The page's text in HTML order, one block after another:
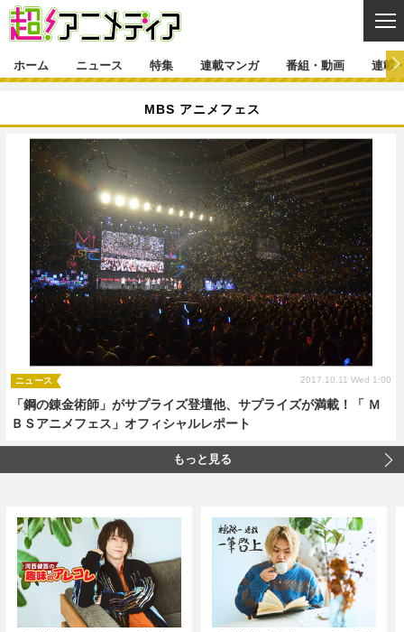
ニュース一覧 アニメ
ゲーム・アプリ マンガ
映画 音楽
グッズ イベント
声優 コスプレ
舞台 新帝スタ
特集
特集一覧 カバー
インタビュー レポート
ラキりす
連載マンガ
連載マンガ一覧 連載一覧
番組・動画
番組・動画一覧 ラジオ
動画
連載・ブログ
連載・ブログ一覧 コラム
編集部ブログ・お知らせ
ホーム ニュース 特集 連載マンガ 番組・動画 連載
MBS アニメフェス
「鋼の錬金術師」がサプライズ登壇他、サプライズが満載！「 Ｍ
ＢＳアニメフェス」オフィシャルレポート
ニュース 2017.10.11 Wed 1:00
もっと見る